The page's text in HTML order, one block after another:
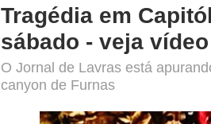
Tragédia em
sábado - veja vídeo
O Jornal de Lavras está
canyon de Furnas